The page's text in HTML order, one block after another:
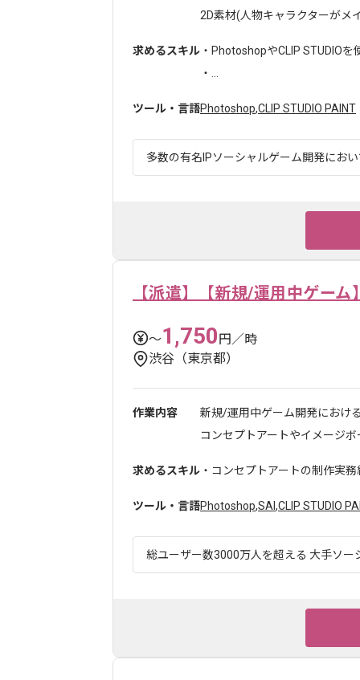
2D素材(人物キャラクターがメ
求めるスキル ・PhotoshopやCLIP STUDIO
・...
ツール・言語Photoshop,CLIP STUDIO PAINT
多数の有名IPソーシャルゲーム開発にお
【派遣】【新規/運用中ゲー
〜1,750円／時
渋谷（東京都）
作業内容
新規/運用中ゲーム開発におけ
コンセプトアートやイメージ
求めるスキル ・コンセプトアートの制作実
ツール・言語Photoshop,SAI ,CLIP STUDIO
総ユーザー数3000万人を超える 大手ソ